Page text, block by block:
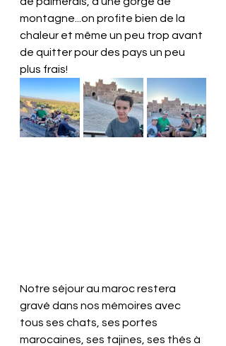
montagne...on profite bien de la
chaleur et même un peu trop avant
de quitter pour des pays un peu
plus frais!
Notre séjour au maroc restera
gravé dans nos mémoires avec
tous ses chats, ses portes
marocaines, ses tajines, ses thés à